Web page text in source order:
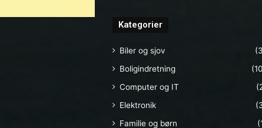
Kategorier
Biler og sjov
Boligindretning
Computer og IT
Elektronik
Familie og børn